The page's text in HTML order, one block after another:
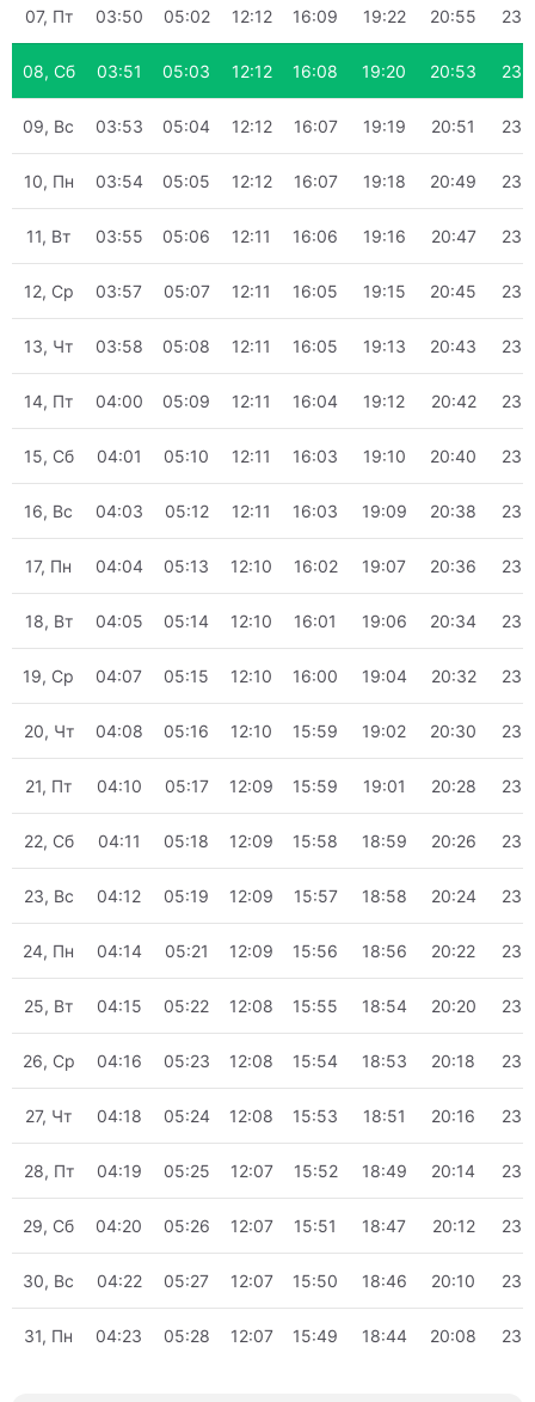
07, Пт 03:50 05:02 12:12 16:09 19:22 20:55
08, Сб 03:51 05:03 12:12 16:08 19:20 20:53
09, Вс 03:53 05:04 12:12 16:07 19:19 20:51
10, Пн 03:54 05:05 12:12 16:07 19:18 20:49
11, Вт 03:55 05:06 12:11 16:06 19:16 20:47
12, Ср 03:57 05:07 12:11 16:05 19:15 20:45
13, Чт 03:58 05:08 12:11 16:05 19:13 20:43
14, Пт 04:00 05:09 12:11 16:04 19:12 20:42
15, Сб 04:01 05:10 12:11 16:03 19:10 20:40
16, Вс 04:03 05:12 12:11 16:03 19:09 20:38
17, Пн 04:04 05:13 12:10 16:02 19:07 20:36
18, Вт 04:05 05:14 12:10 16:01 19:06 20:34
19, Ср 04:07 05:15 12:10 16:00 19:04 20:32
20, Чт 04:08 05:16 12:10 15:59 19:02 20:30
21, Пт 04:10 05:17 12:09 15:59 19:01 20:28
22, Сб 04:11 05:18 12:09 15:58 18:59 20:26
23, Вс 04:12 05:19 12:09 15:57 18:58 20:24
24, Пн 04:14 05:21 12:09 15:56 18:56 20:22
25, Вт 04:15 05:22 12:08 15:55 18:54 20:20
26, Ср 04:16 05:23 12:08 15:54 18:53 20:18
27, Чт 04:18 05:24 12:08 15:53 18:51 20:16
28, Пт 04:19 05:25 12:07 15:52 18:49 20:14
29, Сб 04:20 05:26 12:07 15:51 18:47 20:12
30, Вс 04:22 05:27 12:07 15:50 18:46 20:10
31, Пн 04:23 05:28 12:07 15:49 18:44 20:08